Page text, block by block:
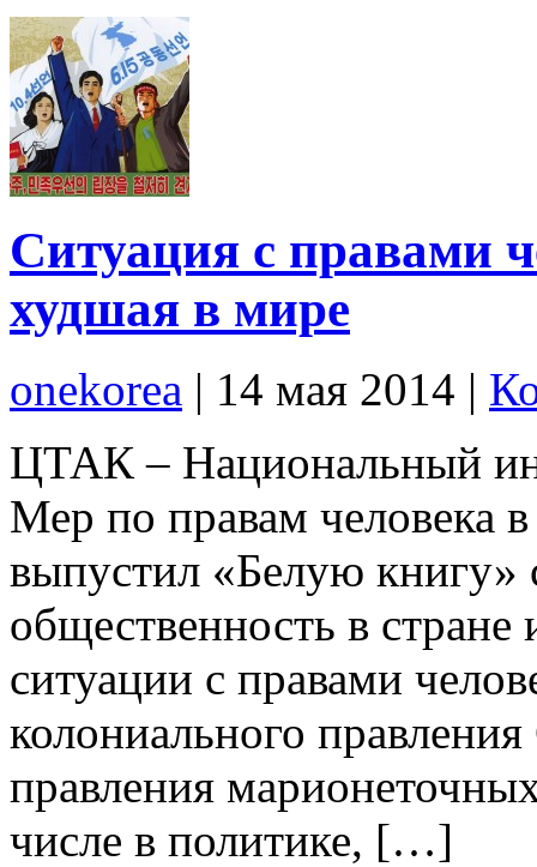
Ситуация с правами
худшая в мире
onekorea | 14 мая 2014 |
ЦТАК – Национальный
Мер по правам человека
выпустил «Белую
общественность в
ситуации с правами
колониального
правления
числе в политике, […]